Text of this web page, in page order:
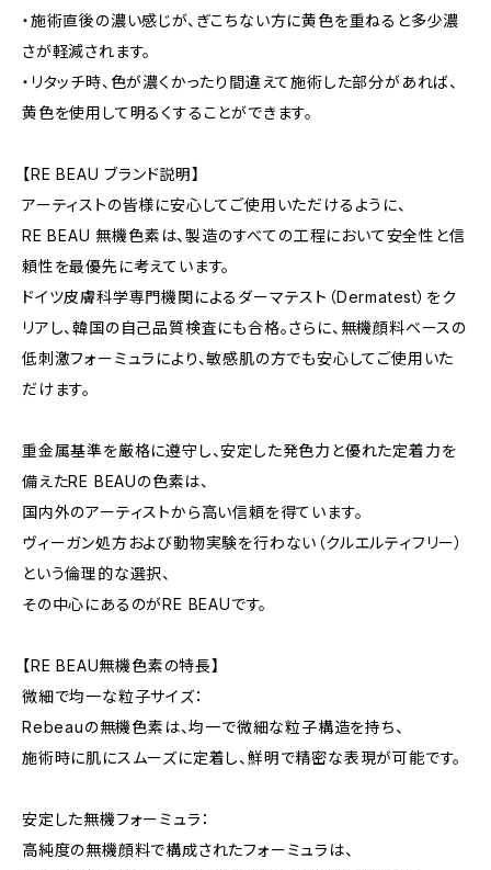
・施術直後の濃い感じが、ぎこちない方に黄色を重ねると多少濃
さが軽減されます。
・リタッチ時、色が濃くかったり間違えて施術した部分があれば、
黄色を使用して明るくすることができます。
【RE BEAU ブランド説明】
アーティストの皆様に安心してご使用いただけるように、
RE BEAU 無機色素は、製造のすべての工程において安全性と信
頼性を最優先に考えています。
ドイツ皮膚科学専門機関によるダーマテスト（Dermatest）をク
リアし、韓国の自己品質検査にも合格。さらに、無機顔料ベースの
低刺激フォーミュラにより、敏感肌の方でも安心してご使用いた
だけます。
重金属基準を厳格に遵守し、安定した発色力と優れた定着力を
備えたRE BEAUの色素は、
国内外のアーティストから高い信頼を得ています。
ヴィーガン処方および動物実験を行わない（クルエルティフリー）
という倫理的な選択、
その中心にあるのがRE BEAUです。
【RE BEAU無機色素の特長】
微細で均一な粒子サイズ：
Rebeauの無機色素は、均一で微細な粒子構造を持ち、
施術時に肌にスムーズに定着し、鮮明で精密な表現が可能です。
安定した無機フォーミュラ：
高純度の無機顔料で構成されたフォーミュラは、